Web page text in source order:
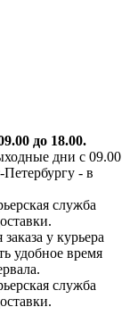
до 18.00.
дни с 09.00
- в
служба
у курьера
удобное время
служба